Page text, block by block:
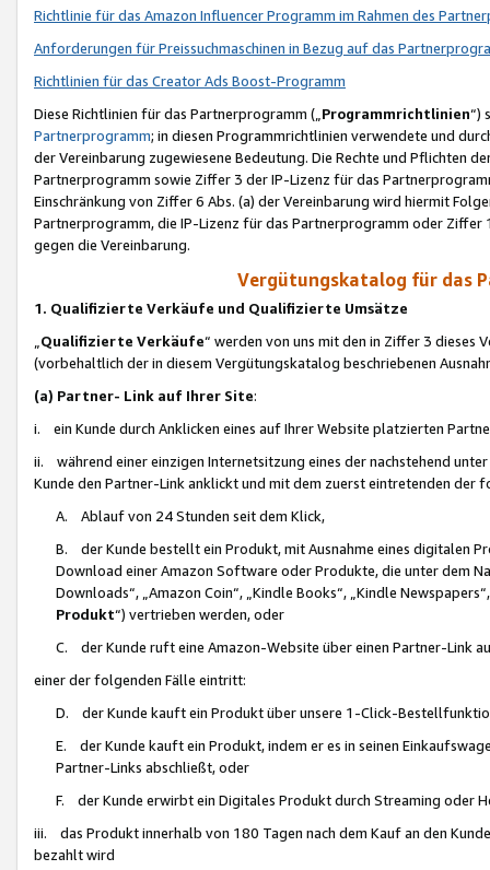
Richtlinie für das Amazon Influencer Programm im Rahmen des
Anforderungen für Preissuchmaschinen in Bezug auf das
Richtlinien für das Creator Ads Boost-Programm
Diese Richtlinien für das Partnerprogramm („Programmrichtlinien“)
Partnerprogramm; in diesen Programmrichtlinien verwendete und
der Vereinbarung zugewiesene Bedeutung. Die Rechte und Pflichten
Partnerprogramm sowie Ziffer 3 der IP-Lizenz für das
Einschränkung von Ziffer 6 Abs. (a) der Vereinbarung wird hiermit
Partnerprogramm, die IP-Lizenz für das Partnerprogramm oder
gegen die Vereinbarung.
Vergütungskatalog für das
1. Qualifizierte Verkäufe und Qualifizierte Umsätze
Qualifizierte Verkäufe“ werden von uns mit den in Ziffer 3
(vorbehaltlich der in diesem Vergütungskatalog beschriebenen
(a) Partner- Link auf Ihrer Site:
i. ein Kunde durch Anklicken eines auf Ihrer Website platzierten
ii. während einer einzigen Internetsitzung eines der nachstehend
Kunde den Partner-Link anklickt und mit dem zuerst eintretenden der
A. Ablauf von 24 Stunden seit dem Klick,
B. der Kunde bestellt ein Produkt, mit Ausnahme eines digitalen
Download einer Amazon Software oder Produkte, die unter dem
Downloads“, „Amazon Coin“, „Kindle Books“, „Kindle
Produkt“) vertrieben werden, oder
C. der Kunde ruft eine Amazon-Website über einen Partner-Link
einer der folgenden Fälle eintritt:
D. der Kunde kauft ein Produkt über unsere 1-Click-
E. der Kunde kauft ein Produkt, indem er es in seinen
Partner-Links abschließt, oder
F. der Kunde erwirbt ein Digitales Produkt durch Streaming oder
iii. das Produkt innerhalb von 180 Tagen nach dem Kauf an den
bezahlt wird